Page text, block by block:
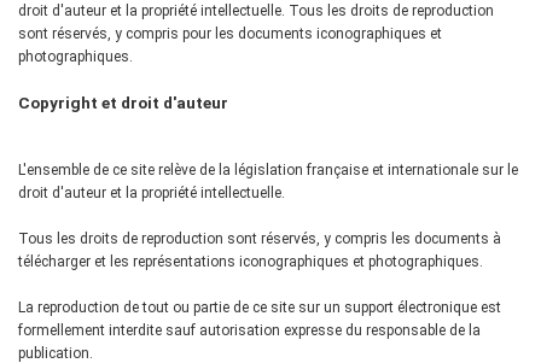
droit d'auteur et la propriété intellectuelle. Tous les droits de reproduction
sont réservés, y compris pour les documents iconographiques et
photographiques.
Copyright et droit d'auteur
L'ensemble de ce site relève de la législation française et internationale sur le
droit d'auteur et la propriété intellectuelle.
Tous les droits de reproduction sont réservés, y compris les documents à
télécharger et les représentations iconographiques et photographiques.
La reproduction de tout ou partie de ce site sur un support électronique est
formellement interdite sauf autorisation expresse du responsable de la
publication.